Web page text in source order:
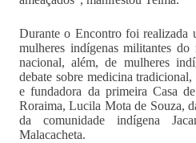
Durante o Encontro foi realizada
mulheres indígenas militantes
nacional, além, de mulheres
debate sobre medicina
e fundadora da primeira Casa
Roraima, Lucila Mota de Souza,
da comunidade indígena
Malacacheta.